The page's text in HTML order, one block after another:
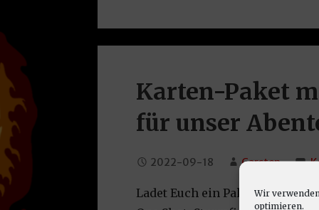
Wir
optimieren.
Karten-Paket
für unser
2022-09-18 Carsten
Ladet Euch ein Paket mit